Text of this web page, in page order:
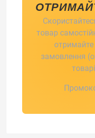
товар
замовлення